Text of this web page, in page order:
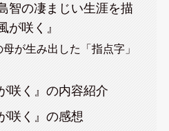
智の凄まじい生涯を描
が咲く』
が生み出した「指点字」
咲く』の内容紹介
咲く』の感想